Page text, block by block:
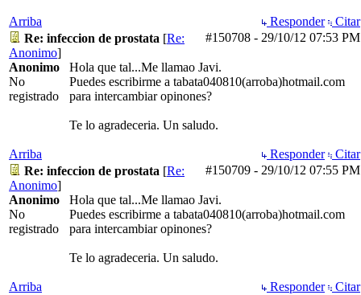
Arriba Responder
Citar
#150708 - 29/10/12 07:53 PM
Re: infeccion de prostata [Re:
Anonimo]
Anonimo
No
registrado
Hola que tal...Me llamao Javi.
Puedes escribirme a tabata040810(arroba)hotmail.com
para intercambiar opinones?
Te lo agradeceria. Un saludo.
Arriba Responder
Citar
#150709 - 29/10/12 07:55 PM
Re: infeccion de prostata [Re:
Anonimo]
Anonimo
No
registrado
Hola que tal...Me llamao Javi.
Puedes escribirme a tabata040810(arroba)hotmail.com
para intercambiar opinones?
Te lo agradeceria. Un saludo.
Arriba Responder
Citar